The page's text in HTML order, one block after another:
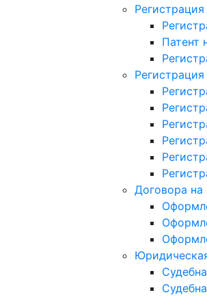
Регистрация
Патент
Договора на